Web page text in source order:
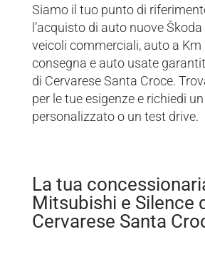
Siamo il tuo punto di
l’acquisto di auto nuove
veicoli commerciali, auto a Km
consegna e auto usate
di Cervarese Santa Croce.
per le tue esigenze e richiedi
personalizzato o un test drive.
La tua
Mitsubishi e Silence
Cervarese Santa